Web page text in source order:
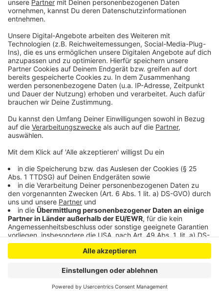
Anzeige
Verkaufsoffen am dritten Adventssonntag?
Anzeige
Ob die Geschäfte auch am dritten Advent (14.12.)
öffnen dürfen, ist derzeit noch unklar. Die
Entscheidung darüber hat die Verwaltung
zurückgestellt, da das Konzept des Weihnachtsdorfs
aktuell überarbeitet wird.
Anzeige
Anzeige